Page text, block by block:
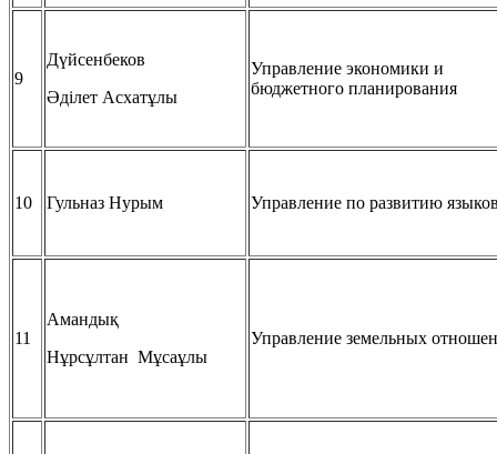
9
Дүйсенбеков
Әділет Асхатұлы
Управление экономики и
бюджетного планирования
10 Гульназ Нурым Управление по развитию
11
Амандық
Нұрсұлтан Мұсаұлы
Управление земельных